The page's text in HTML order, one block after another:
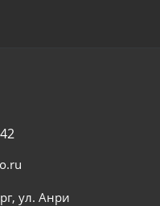
ул. Анри